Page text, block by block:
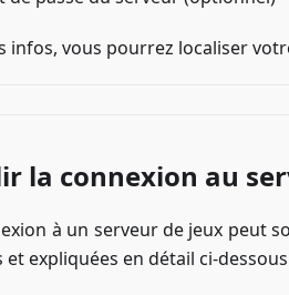
infos, vous pourrez localiser
la connexion au
à un serveur de jeux peut
et expliquées en détail ci-